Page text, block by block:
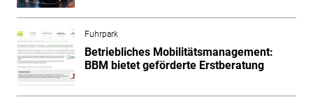
Fuhrpark
Betriebliches Mobilitätsmanagement:
BBM bietet geförderte Erstberatung